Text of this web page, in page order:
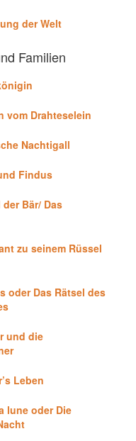
der Welt
Familien
vom Drahteselein
Nachtigall
Findus
Bär/ Das
zu seinem Rüssel
oder Das Rätsel des
und die
Leben
lune oder Die